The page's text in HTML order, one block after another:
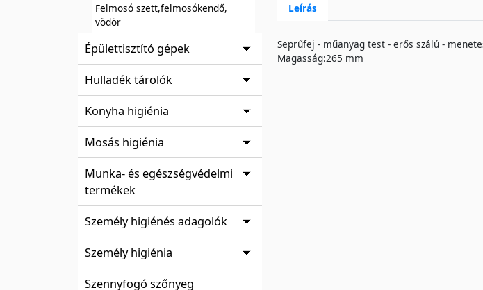
Felmosó szett,felmosókendő,
vödör
Épülettisztító gépek
Hulladék tárolók
Konyha higiénia
Mosás higiénia
Munka- és egészségvédelmi
termékek
Személy higiénés adagolók
Személy higiénia
Szennyfogó szőnyeg
Leírás
Seprűfej - műanyag test - erős szálú -
Magasság:265 mm